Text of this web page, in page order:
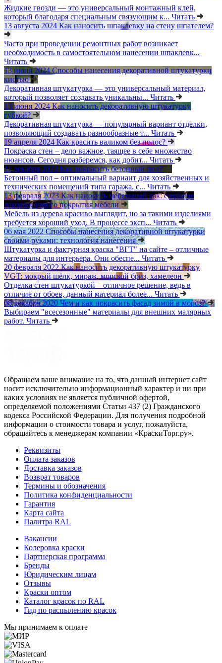
Жидкие гвозди — это универсальный монтажный клей,
который благодаря специальным связующим к... Читать
13 августа 2024 Как наносить шпаклевку на стену шпателем?
Часто при проведении ремонтных работ возникает
необходимость в самостоятельном нанесении шпаклевк...
Читать
13 июня 2024Способы нанесения декоративной штукатурки
кистью
Декоративная штукатурка — это универсальный материал,
который позволяет создавать уникальны... Читать
13 июня 2024 Как наносить декоративную штукатурку
губкой?
Декоративная штукатурка — популярный вариант отделки,
позволяющий создавать разнообразные т... Читать
19 апреля 2024 Как красить валиком без полос?
Покраска стен – дело важное, таящее в себе множество
нюансов. Сегодня разберемся, как добит... Читать
11 декабря 2023 Как покрасить бетонный пол?
Бетонный пол – оптимальный вариант для хозяйственных и
технических помещений типа гаража, с... Читать
13 февраля 2023 Как наносить мебельный лак: создание
лакокрасочного покрытия мебели
Мебель из дерева красиво выглядит, но за такими изделиями
требуется хороший уход. В процессе эксп... Читать
06 мая 2022 Способы нанесения декоративной штукатурки
своими руками: технология нанесения
Штукатурка и фактурная краска "ВГТ" на сайте – отличные
материалы для интерьера. Они обеспе... Читать
20 февраля 2022Как наносить декоративную штукатурку
VGT: мокрый шёлк, мираж, морской бриз, хамелеон
Отделка стен штукатуркой – отличное решение, ведь в
отличие от обоев, данный материал более... Читать
08 декабря 2020 Чем и как покрасить фасад зимой в мороз?
Выбираем "всесезонные" материалы для внешних малярных
работ. Читать
Обращаем ваше внимание на то, что данный интернет сайт
носит исключительно информационный характер и ни при
каких условиях не является публичной офертой,
определяемой положениями Статьи 437 (2) Гражданского
кодекса Российской Федерации. Для получения подробной
информации о стоимости товара и услуг, пожалуйста,
обращайтесь к менеджерам компании «КраскиТорг.ру».
Реквизиты
Оплата заказов
Доставка заказов
Возврат товаров
Термины и обозначения
Политика конфиденциальности
Гарантия
Карта сайта
Палитра RAL
Вакансии
Колеровка краски
Партнерская программа
Бренды
Юридическим лицам
Отзывы
Краски оптом
Каталог красок по RAL
Гид по распылению красок
Мы принимаем к оплате